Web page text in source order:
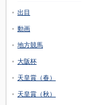
出目
動画
地方競馬
大阪杯
天皇賞（春）
天皇賞（秋）